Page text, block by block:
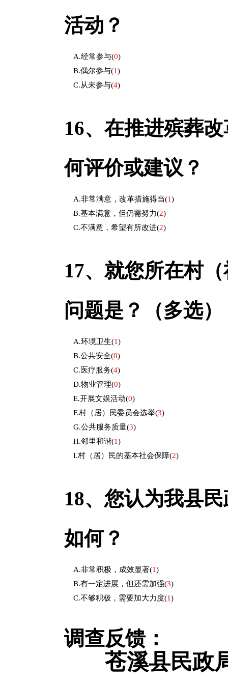
活动？
A.经常参与(0)
B.偶尔参与(1)
C.从未参与(4)
16、 在推进殡葬
何评价或建议？
A.非常满意，改革措施得当(1)
B.基本满意，但仍需努力(2)
C.不满意，希望有所改进(2)
17、 就您所在村
问题是？（多选）
A.环境卫生(1)
B.公共安全(0)
C.医疗服务(4)
D.物业管理(0)
E.开展文娱活动(0)
F.村（居）民委员会选举(3)
G.公共服务质量(3)
H.邻里和谐(1)
I.村（居）民的基本社会保障(2)
18、 您认为我县
如何？
A.非常积极，成效显著(1)
B.有一定进展，但还需加强(3)
C.不够积极，需要加大力度(1)
调查反馈：
苍溪县民政